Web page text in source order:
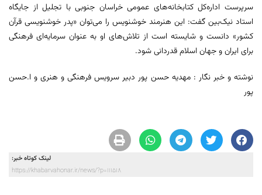
سرپرست اداره‌کل کتابخانه‌های عمومی خراسان جنوبی با تجلیل از جایگاه
استاد نیک‌بین گفت: این هنرمند خوشنویس را می‌توان «پدر خوشنویسی قرآن
کشور» دانست و شایسته است از تلاش‌های او به عنوان سرمایه‌ای فرهنگی
برای ایران و جهان اسلام قدردانی شود.
نوشته و خبر نگار : مهدیه حسن پور دبیر سرویس فرهنگی و هنری و ا.حسن
پور
لینک کوتاه خبر:
https://khabarvahonar.ir/news/?p=111518